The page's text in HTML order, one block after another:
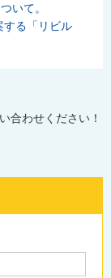
いて。
する「リビル
合わせください！